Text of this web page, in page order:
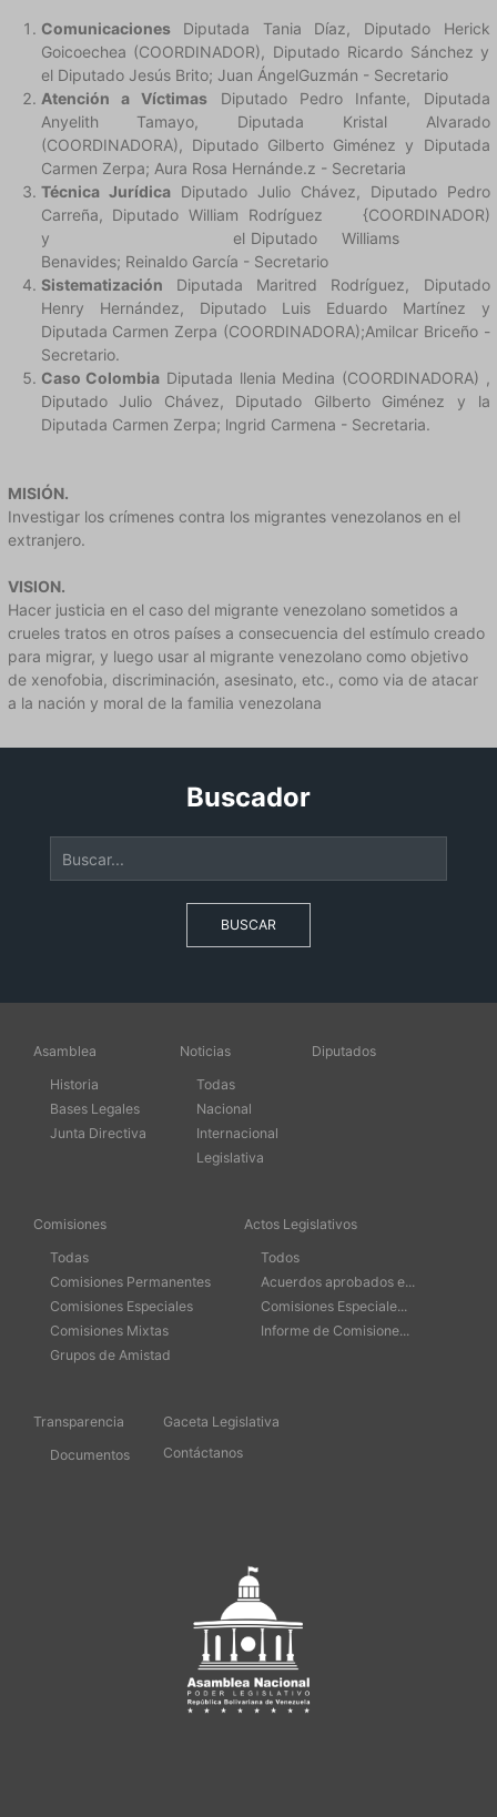
ComunicacionesDiputada Tania Díaz, Diputado Herick
Goicoechea (COORDINADOR), Diputado Ricardo Sánchez y
el Diputado Jesús Brito; Juan ÁngelGuzmán - Secretario
Atención a Víctimas Diputado Pedro Infante, Diputada
Anyelith Tamayo, Diputada Kristal Alvarado
(COORDINADORA), Diputado Gilberto Giménez y Diputada
Carmen Zerpa; Aura Rosa Hernánde.z - Secretaria
Técnica JurídicaDiputado Julio Chávez, Diputado Pedro
Carreña, Diputado William Rodríguez {COORDINADOR)
y el Diputado Williams
Benavides; Reinaldo García - Secretario
Sistematización Diputada Maritred Rodríguez, Diputado
Henry Hernández, Diputado Luis Eduardo Martínez y
Diputada Carmen Zerpa (COORDINADORA);Amilcar Briceño -
Secretario.
Caso Colombia Diputada llenia Medina (COORDINADORA) ,
Diputado Julio Chávez, Diputado Gilberto Giménez y la
Diputada Carmen Zerpa; lngrid Carmena - Secretaria.
MISIÓN.
Investigar los crímenes contra los migrantes venezolanos en el
extranjero.
VISION.
Hacer justicia en el caso del migrante venezolano sometidos a
crueles tratos en otros países a consecuencia del estímulo creado
para migrar, y luego usar al migrante venezolano como objetivo
de xenofobia, discriminación, asesinato, etc., como via de atacar
a la nación y moral de la familia venezolana
Buscador
BUSCAR
Asamblea
Historia
Bases Legales
Junta Directiva
Noticias
Todas
Nacional
Internacional
Legislativa
Diputados
Comisiones
Todas
Comisiones Permanentes
Comisiones Especiales
Comisiones Mixtas
Grupos de Amistad
Actos Legislativos
Todos
Acuerdos aprobados e...
Comisiones Especiale...
Informe de Comisione...
Transparencia
Documentos
Gaceta Legislativa
Contáctanos